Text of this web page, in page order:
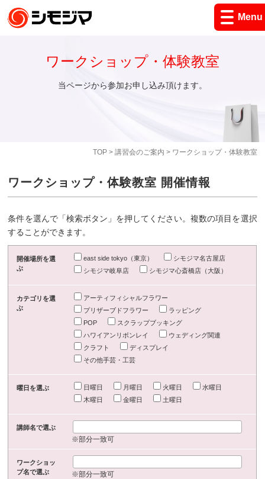
Menu
TOP> 講習会のご案内 > ワークショップ・体験教室
ワークショップ・体験教室
当ページから参加お申し込み頂けます。
ワークショップ・体験教室 開催情報
条件を選んで「検索ボタン」を押してください。複数の項目を選択
することができます。
開催場所を選
ぶ
east side tokyo（東京）
シモジマ名古屋店
シモジマ岐阜店
シモジマ心斎橋店（大阪）
カテゴリを選
ぶ
アーティフィシャルフラワー
プリザーブドフラワー
ラッピング
POP
スクラップブッキング
ハワイアンリボンレイ
ウェディング関連
クラフト
ディスプレイ
その他手芸・工芸
曜日を選ぶ 日曜日 月曜日 火曜日
水曜日
木曜日
金曜日 土曜日
講師名で選ぶ
※部分一致可
ワークショッ
プ名で選ぶ
※部分一致可